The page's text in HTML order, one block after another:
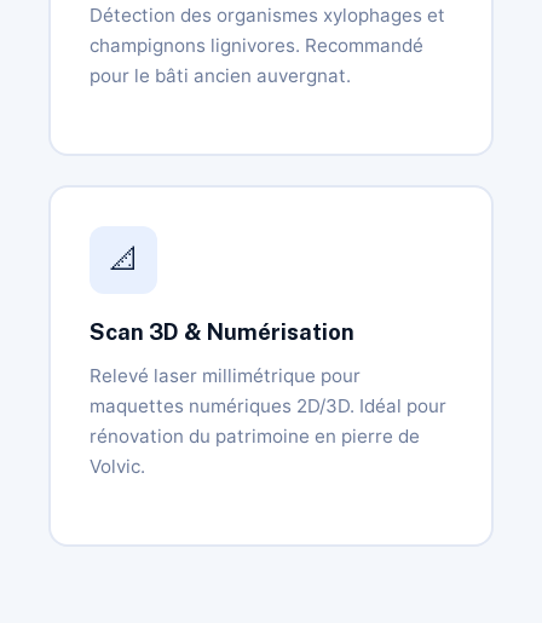
Détection des organismes xylophages et
champignons lignivores. Recommandé
pour le bâti ancien auvergnat.
📐
Scan 3D & Numérisation
Relevé laser millimétrique pour
maquettes numériques 2D/3D. Idéal pour
rénovation du patrimoine en pierre de
Volvic.